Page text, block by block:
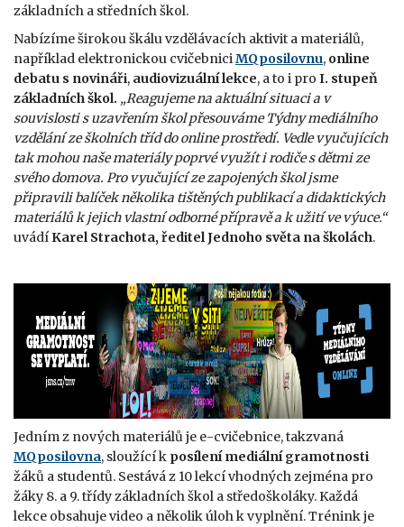
základních a středních škol.
Nabízíme širokou škálu vzdělávacích aktivit a materiálů,
například elektronickou cvičebniciMQposilovnu, online
debatu s novináři, audiovizuální lekce, a to i pro I. stupeň
základních škol. „Reagujeme na aktuální situaci a v
souvislosti s uzavřením škol přesouváme Týdny mediálního
vzdělání ze školních tříd do online prostředí. Vedle vyučujících
tak mohou naše materiály poprvé využít i rodiče s dětmi ze
svého domova. Pro vyučující ze zapojených škol jsme
připravili balíček několika tištěných publikací a didaktických
materiálů k jejich vlastní odborné přípravě a k užití ve výuce.“
uvádí Karel Strachota, ředitel Jednoho světa na školách.
Jedním z nových materiálů je e-cvičebnice, takzvaná
MQposilovna, sloužící k posílení mediální gramotnosti
žáků a studentů. Sestává z 10 lekcí vhodných zejména pro
žáky 8. a 9. třídy základních škol a středoškoláky. Každá
lekce obsahuje video a několik úloh k vyplnění. Trénink je